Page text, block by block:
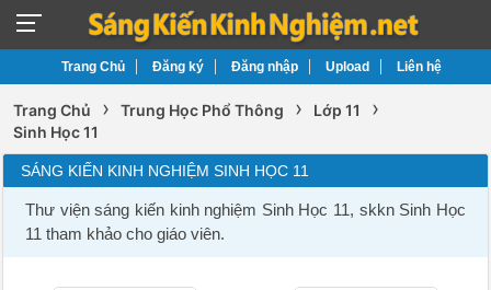
Trang Chủ Đăng ký Đăng nhập Upload Liên hệ
Trang Chủ › Trung Học Phổ Thông › Lớp 11 ›
Sinh Học 11
SÁNG KIẾN KINH NGHIỆM SINH HỌC 11
Thư viện sáng kiến kinh nghiệm Sinh Học 11, skkn Sinh Học
11 tham khảo cho giáo viên.